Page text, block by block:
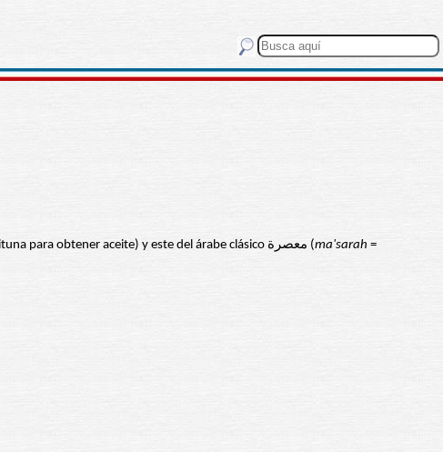
= el lugar donde se exprime la aceituna para obtener aceite) y este del árabe clásico معصرة (ma'sarah =